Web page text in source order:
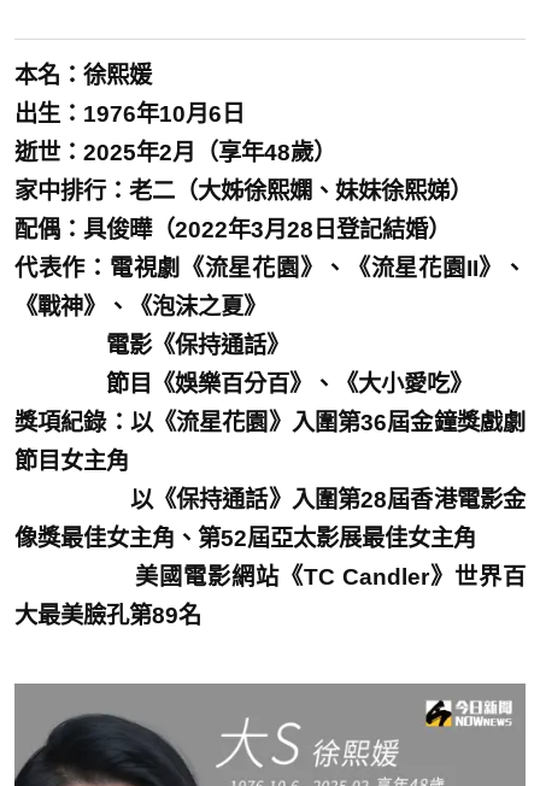
本名：徐熙媛
出生：1976年10月6日
逝世：2025年2月（享年48歲）
家中排行：老二（大姊徐熙嫻、妹妹徐熙娣）
配偶：具俊曄（2022年3月28日登記結婚）
代表作：電視劇《流星花園》、《流星花園II》、
《戰神》、《泡沫之夏》
電影《保持通話》
節目《娛樂百分百》、《大小愛吃》
獎項紀錄：以《流星花園》入圍第36屆金鐘獎戲劇
節目女主角
以《保持通話》入圍第28屆香港電影金
像獎最佳女主角、第52屆亞太影展最佳女主角
美國電影網站《TC Candler》世界百
大最美臉孔第89名